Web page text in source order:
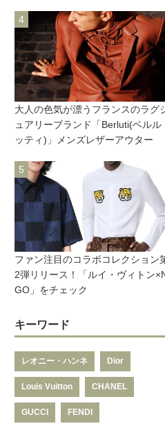
大人の色気が漂うフランスのラグ
ュアリーブランド「Berluti(ベルル
ッティ)」メンズレザーアウター
ファン注目のコラボコレクション
2弾リリース！「ルイ・ヴィトン
GO」をチェック
キーワード
レオニー・ハンネ Dior
Louis Vuitton CHANEL
GUCCI FENDI